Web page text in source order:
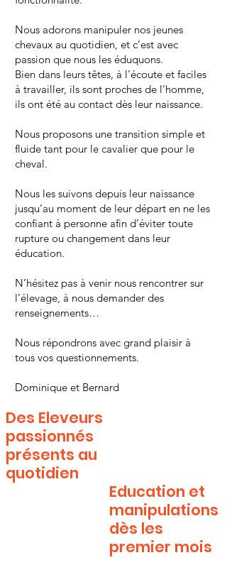
Nous adorons manipuler nos jeunes
chevaux au quotidien, et c’est avec
passion que nous les éduquons.
Bien dans leurs têtes, à l'écoute et faciles
à travailler, ils sont proches de l'homme,
ils ont été au contact dès leur naissance.
Nous proposons une transition simple et
fluide tant pour le cavalier que pour le
cheval.
Nous les suivons depuis leur naissance
jusqu’au moment de leur départ en ne les
confiant à personne afin d’éviter toute
rupture ou changement dans leur
éducation.
N’hésitez pas à venir nous rencontrer sur
l’élevage, à nous demander des
renseignements…
Nous répondrons avec grand plaisir à
tous vos questionnements.
Dominique et Bernard
Des Eleveurs
passionnés
présents au
quotidien
Education et
manipulations
dès les
premier mois